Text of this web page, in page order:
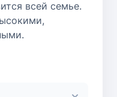
всей семье.